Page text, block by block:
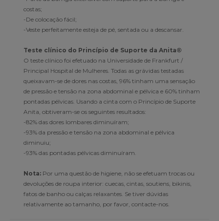
costas;
-De colocação fácil;
-Veste perfeitamente esteja de pé, sentada ou a descansar.
Teste clínico do Princípio de Suporte da Anita®
O teste clínico foi efetuado na Universidade de Frankfurt /
Principal Hospital de Mulheres. Todas as grávidas testadas
queixavam-se de dores nas costas, 96% tinham uma sensação
de pressão e tensão na zona abdominal e pélvica e 60% tinham
pontadas pélvicas. Usando a cinta com o Princípio de Suporte
Anita, obtiveram-se os seguintes resultados:
-82% das dores lombares diminuíram;
-93% da pressão e tensão na zona abdominal e pélvica
diminuiu;
-93% das pontadas pélvicas diminuíram.
Nota: Por uma questão de higiene, não se efetuam trocas ou
devoluções de roupa interior: cuecas, cintas, soutiens, bikinis,
fatos de banho ou calças relaxantes. Se tiver dúvidas
relativamente ao tamanho, por favor, contacte-nos.